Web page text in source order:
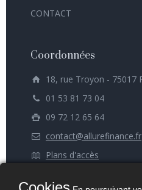
CONTACT
Coordonnées
18, rue Troyon - 75017
01 53 81 73 04
09 72 12 65 64
contact@allurefinance.fr
Plans d'accès